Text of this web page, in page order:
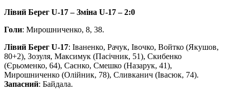
Лівий Берег U-17 – Зміна U-17 – 2:0
Голи: Мирошниченко, 8, 38.
Лівий Берег U-17: Іваненко, Рачук, Івочко, Войтко (Якушов,
80+2), Зозуля, Максимук (Пасічник, 51), Скибенко
(Єрьоменко, 64), Саєнко, Смешко (Назарук, 41),
Мирошниченко (Олійник, 78), Сливканич (Івасюк, 74).
Запасний: Байдала.